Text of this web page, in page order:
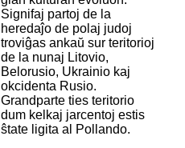
Signifaj partoj de la
heredaĵo de polaj judoj
troviĝas ankaŭ sur teritorioj
de la nunaj Litovio,
Belorusio, Ukrainio kaj
okcidenta Rusio.
Grandparte ties teritorio
dum kelkaj jarcentoj estis
ŝtate ligita al Pollando.